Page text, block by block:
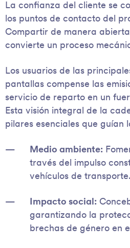
La confianza del cliente se
los puntos de contacto del
Compartir de manera
convierte un proceso
Los usuarios de las
pantallas compense las
servicio de reparto en un
Esta visión integral de la
pilares esenciales que guían
Medio ambiente:
través del impulso
vehículos de
Impacto social:
garantizando la
brechas de género en